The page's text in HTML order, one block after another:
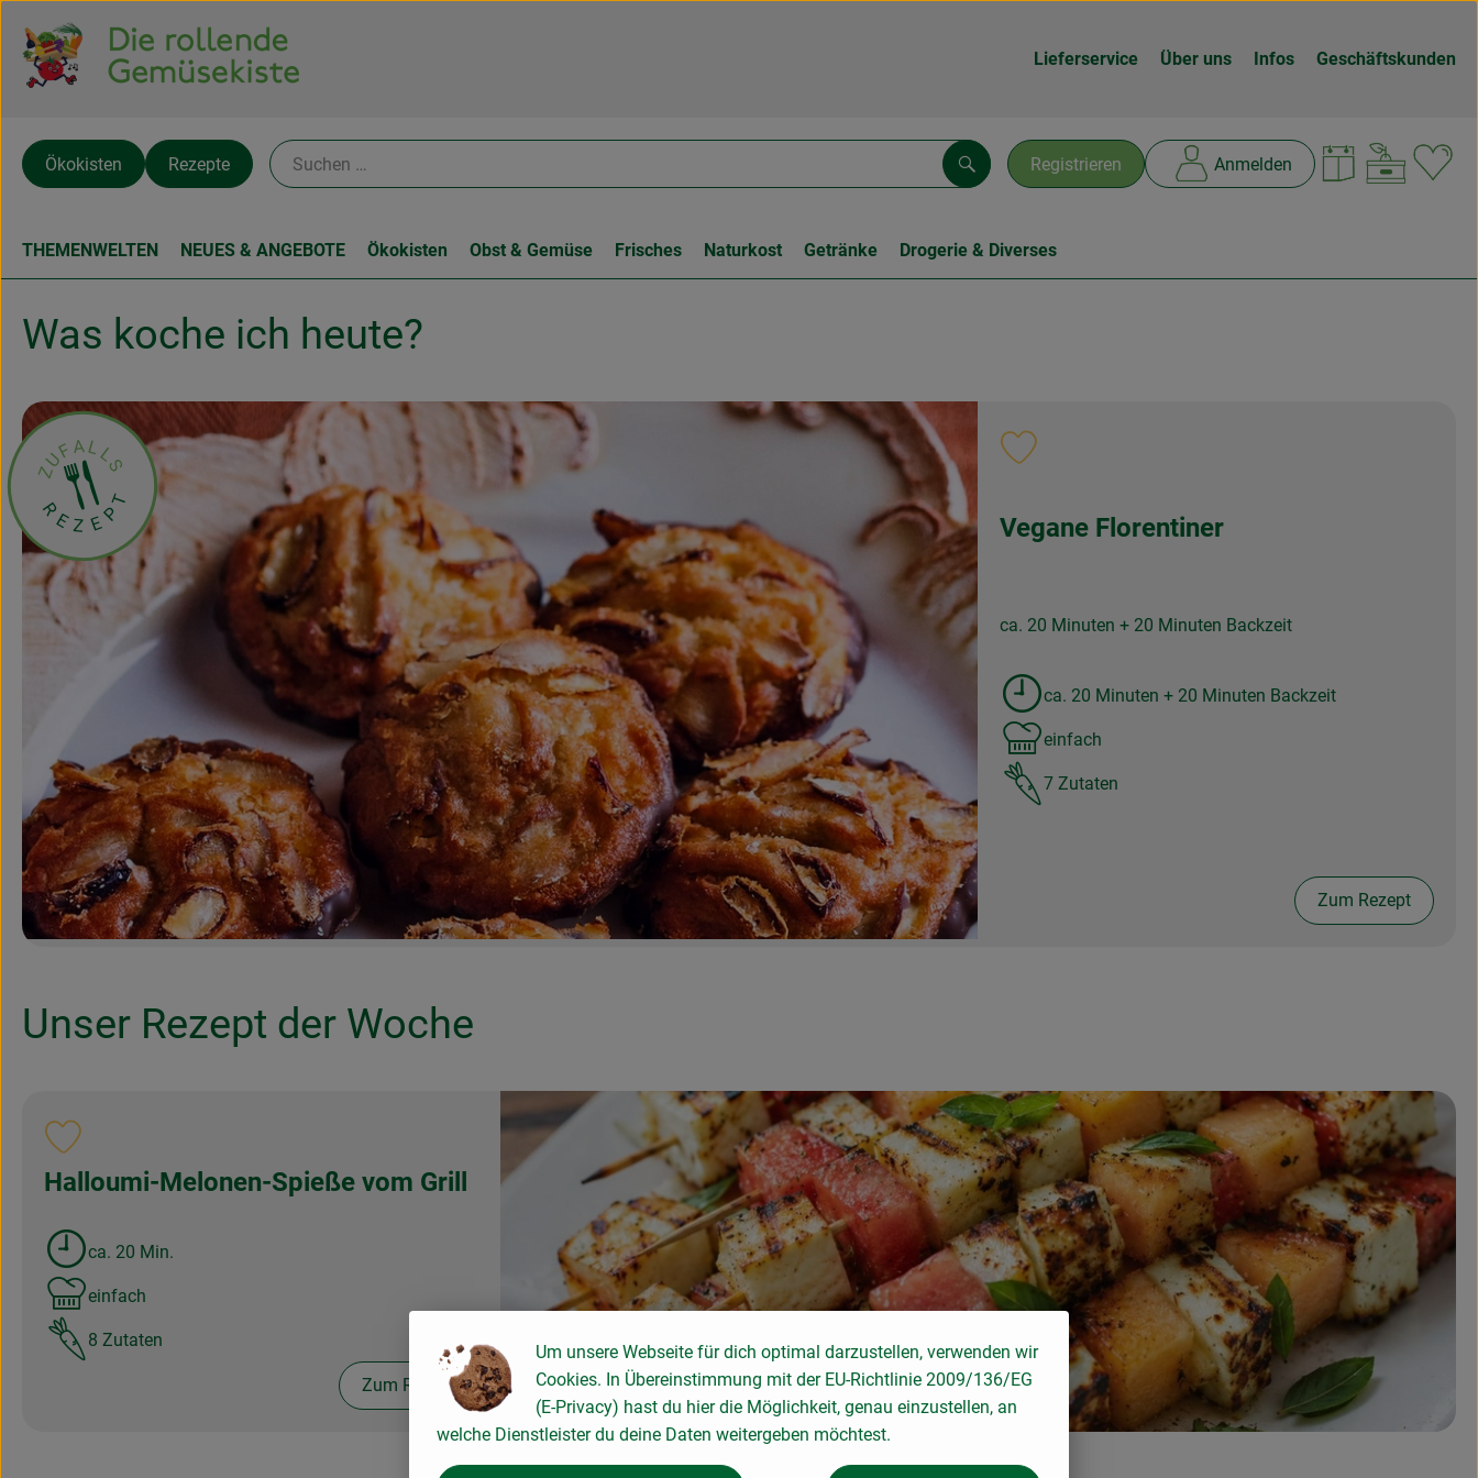
Lieferservice Über uns Infos Geschäftskunden
Registrieren Anmelden
Suchen
Ökokisten Rezepte
THEMENWELTEN NEUES & ANGEBOTE Ökokisten Obst & Gemüse Frisches Naturkost Getränke Drogerie & Diverses
Rezeptsammlung
Was koche ich heute?
Z
U
F ALL
S
T
P
E
Z
E
R
Vegane Florentiner
ca. 20 Minuten + 20 Minuten Backzeit
Zubreitungszeit:
ca. 20 Minuten + 20 Minuten Backzeit
Schwierigkeit:
einfach
7 Zutaten
Zum Rezept
Unser Rezept der Woche
Halloumi-Melonen-Spieße vom Grill
Zubreitungszeit:
ca. 20 Min.
Schwierigkeit:
einfach
8 Zutaten
Zum Rezept
Um unsere Webseite für dich optimal darzustellen, verwenden wir
Cookies. In Übereinstimmung mit der EU-Richtlinie 2009/136/EG
(E-Privacy) hast du hier die Möglichkeit, genau einzustellen, an
welche Dienstleister du deine Daten weitergeben möchtest.